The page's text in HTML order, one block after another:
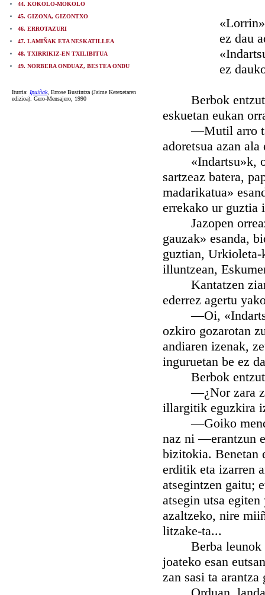
44. KOKOLO-MOKOLO
45. GIZONA, GIZONTXO
46. ERROTAZURI
47. LAMIÑAK ETA NESKATILLEA
48. TXIRRIKIZ-EN TXILIBITUA
49. NORBERA ONDUAZ, BESTEA ONDU
Iturria: Ipuiñak, Errose Bustintza (Jaime Kerexetaren
edizioa). Gero-Mensajero, 1990
«Lorrin»
ez dau
«Indartsu»-
ez dauko
Berbok
eskuetan eukan
—Mutil arro ta
adoretsua azan
«Indartsu»k,
sartzeaz batera,
madarikatua»
errekako ur guztia
Jazopen
gauzak» esanda,
guztian, Urkioleta-
illuntzean,
Kantatzen
ederrez agertu
—Oi,
ozkiro gozarotan
andiaren izenak,
inguruetan be ez
Berbok
—¿Nor zara
illargitik eguzkira
—Goiko
naz ni —erantzun
bizitokia. Benetan
erditik eta izarren
atsegintzen gaitu;
atsegin utsa
azaltzeko, nire
litzake-ta...
Berba leunok
joateko esan
zan sasi ta